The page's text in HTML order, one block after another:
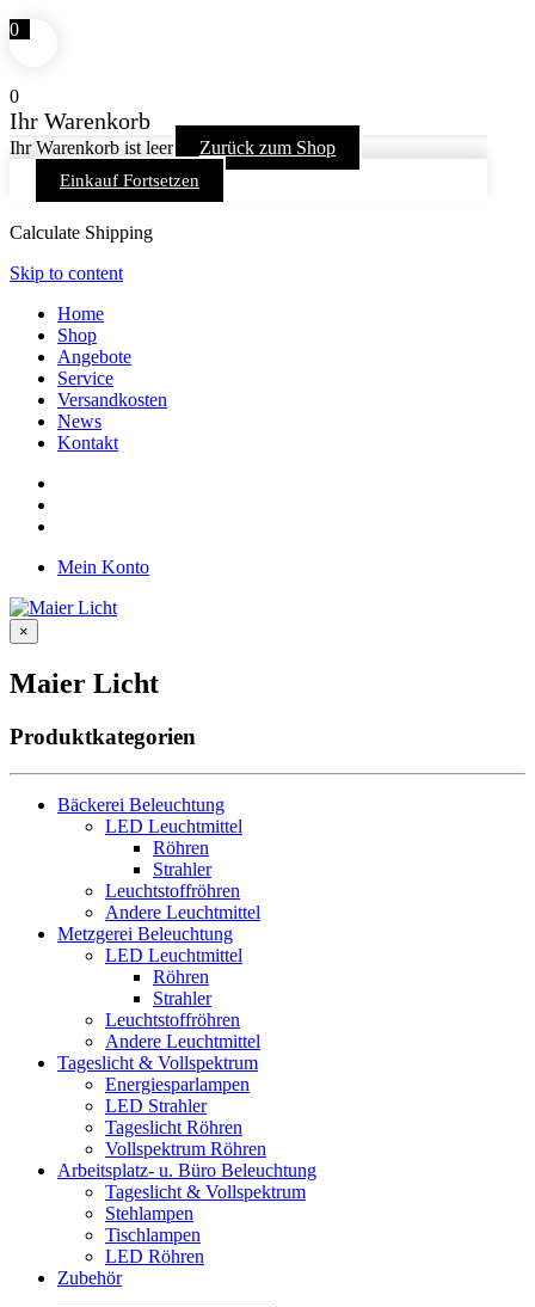
0
0
Ihr Warenkorb
Ihr Warenkorb ist leer Zurück zum Shop
Einkauf Fortsetzen
Calculate Shipping
Skip to content
Home
Shop
Angebote
Service
Versandkosten
News
Kontakt
Mein Konto
×
Maier Licht
Produktkategorien
Bäckerei Beleuchtung
LED Leuchtmittel
Röhren
Strahler
Leuchtstoffröhren
Andere Leuchtmittel
Metzgerei Beleuchtung
LED Leuchtmittel
Röhren
Strahler
Leuchtstoffröhren
Andere Leuchtmittel
Tageslicht & Vollspektrum
Energiesparlampen
LED Strahler
Tageslicht Röhren
Vollspektrum Röhren
Arbeitsplatz- u. Büro Beleuchtung
Tageslicht & Vollspektrum
Stehlampen
Tischlampen
LED Röhren
Zubehör